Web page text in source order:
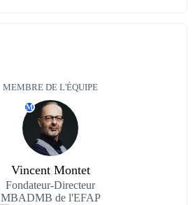
MEMBRE DE L'ÉQUIPE
M
Vincent Montet
Fondateur-Directeur
MBADMB de l'EFAP